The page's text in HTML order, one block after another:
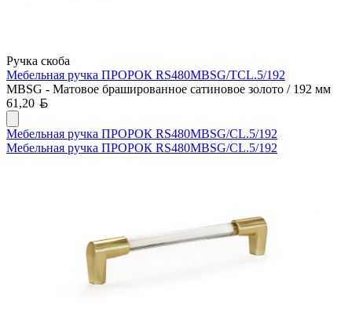
Ручка скоба
Мебельная ручка ПРОРОК RS480MBSG/TCL.5/192
MBSG - Матовое брашированное сатиновое золото / 192 мм
61,20
Мебельная ручка ПРОРОК RS480MBSG/CL.5/192
Мебельная ручка ПРОРОК RS480MBSG/CL.5/192